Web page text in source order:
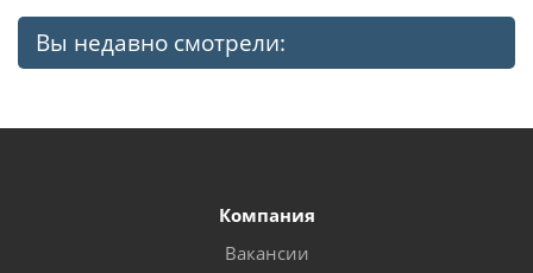
Вы недавно смотрели:
Компания
Вакансии